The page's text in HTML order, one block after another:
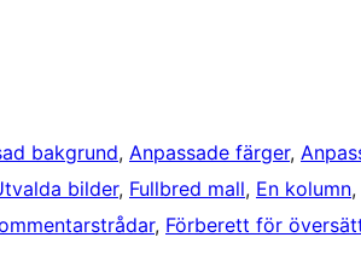
bakgrund, Anpassade färger,
bilder, Fullbred mall, En kolumn,
, Förberett för